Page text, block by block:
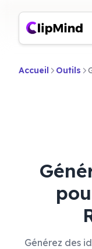
Accueil Outils
Générez des